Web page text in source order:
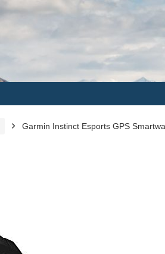
Garmin Instinct Esports GPS